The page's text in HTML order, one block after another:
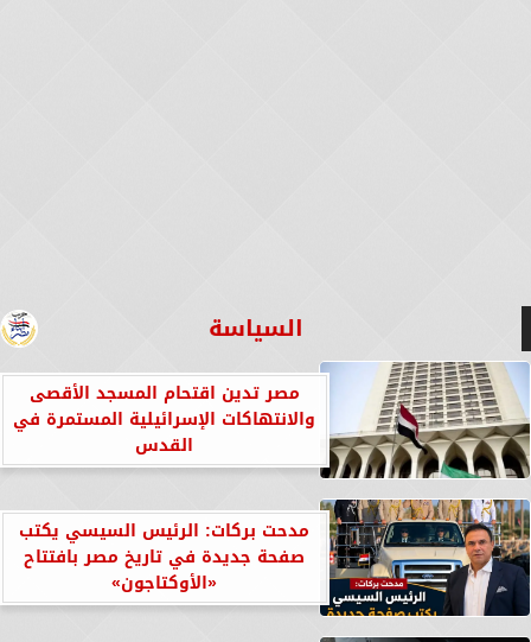
السياسة
مصر تدين اقتحام المسجد الأقصى
والانتهاكات الإسرائيلية المستمرة في
القدس
مدحت بركات: الرئيس السيسي يكتب
صفحة جديدة في تاريخ مصر بافتتاح
«الأوكتاجون»